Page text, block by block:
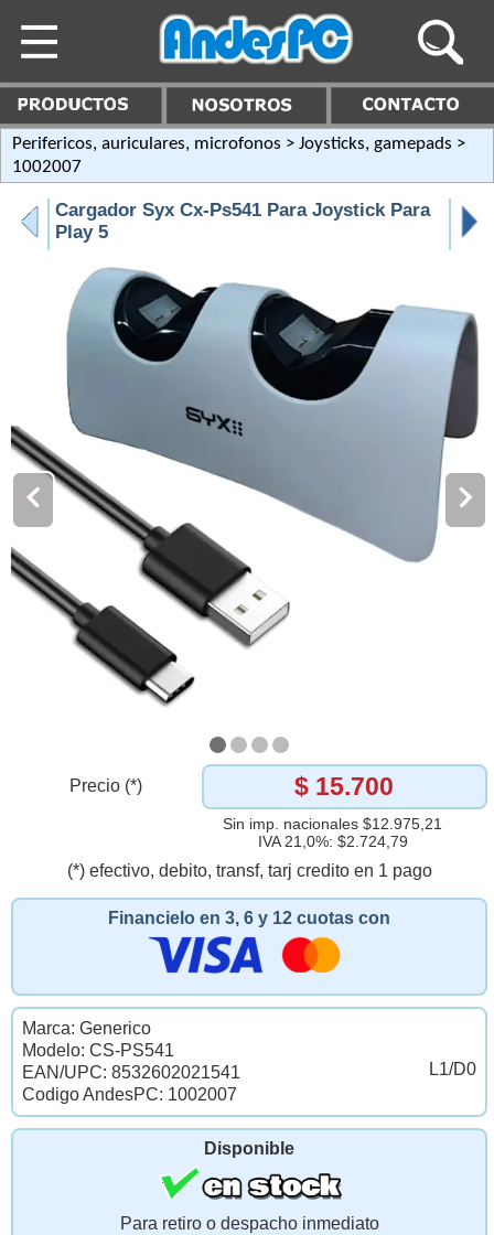
Perifericos, auriculares, microfonos > Joysticks, gamepads >
1002007
Cargador Syx Cx-Ps541 Para Joystick Para
Play 5
Precio (*) $ 15.700
Sin imp. nacionales $12.975,21
IVA 21,0%: $2.724,79
(*) efectivo, debito, transf, tarj credito en 1 pago
Financielo en 3, 6 y 12 cuotas con
L1/D0
Marca: Generico
Modelo: CS-PS541
EAN/UPC: 8532602021541
Codigo AndesPC: 1002007
Disponible
Para retiro o despacho inmediato